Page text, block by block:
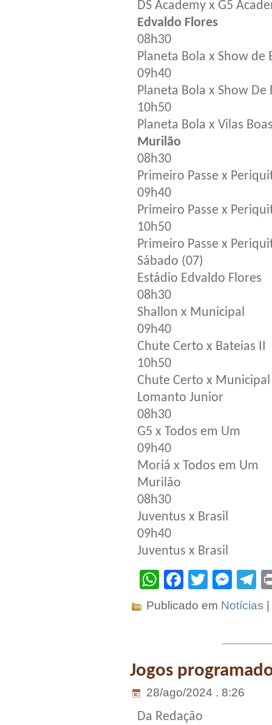
DS Academy x G5
Edvaldo Flores
08h30
Planeta Bola x Show de
09h40
Planeta Bola x Show De
10h50
Planeta Bola x Vilas
Murilão
08h30
Primeiro Passe x
09h40
Primeiro Passe x
10h50
Primeiro Passe x
Sábado (07)
Estádio Edvaldo Flores
08h30
Shallon x Municipal
09h40
Chute Certo x Bateias II
10h50
Chute Certo x Municipal
Lomanto Junior
08h30
G5 x Todos em Um
09h40
Moriá x Todos em Um
Murilão
08h30
Juventus x Brasil
09h40
Juventus x Brasil
WhatsApp
Facebook
Twitter
Publicado em Notícias |
Jogos
28/ago/2024 . 8:26
Da Redação